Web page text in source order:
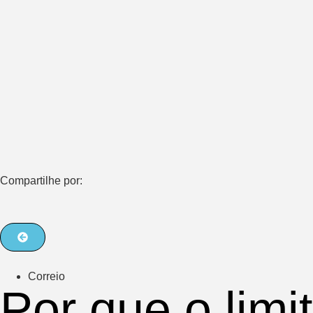
Compartilhe por:
Correio